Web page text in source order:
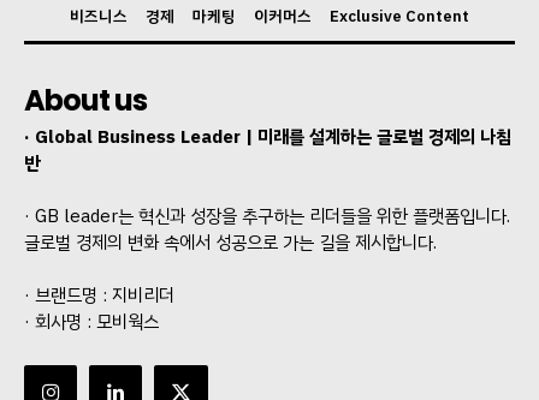
비즈니스 경제 마케팅 이커머스 Exclusive Content
About us
· Global Business Leader | 미래를 설계하는 글로벌 경제의 나침
반
· GB leader는 혁신과 성장을 추구하는 리더들을 위한 플랫폼입니다.
글로벌 경제의 변화 속에서 성공으로 가는 길을 제시합니다.
· 브랜드명 : 지비리더
· 회사명 : 모비웍스